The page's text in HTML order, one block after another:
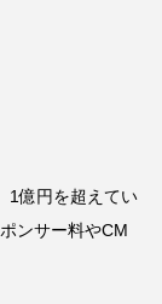
1億円を超えてい
ンサー料やCM